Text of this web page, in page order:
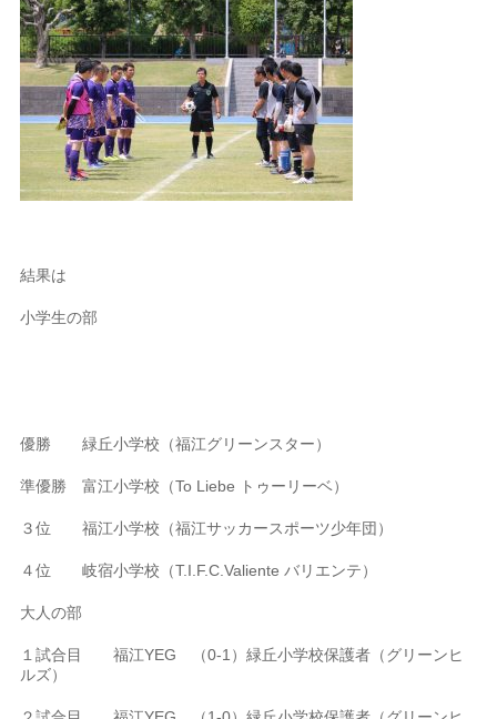
結果は
小学生の部
優勝 緑丘小学校（福江グリーンスター）
準優勝 富江小学校（To Liebe トゥーリーベ）
３位 福江小学校（福江サッカースポーツ少年団）
４位 岐宿小学校（T.I.F.C.Valiente バリエンテ）
大人の部
１試合目 福江YEG （0-1）緑丘小学校保護者（グリーンヒ
ルズ）